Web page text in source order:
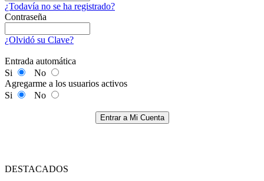
¿Todavía no se ha registrado?
Contraseña
¿Olvidó su Clave?
Entrada automática
Si
No
Agregarme a los usuarios activos
Si
No
Entrar a Mi Cuenta
DESTACADOS